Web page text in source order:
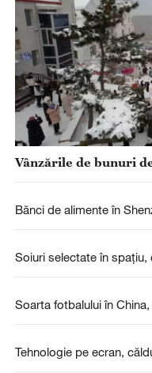
Vânzările de bunuri
Bănci de alimente în
Soiuri selectate în
Soarta fotbalului în
Tehnologie pe ecran,